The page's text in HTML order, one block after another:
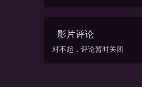
影片评论
对不起，评论暂时关闭